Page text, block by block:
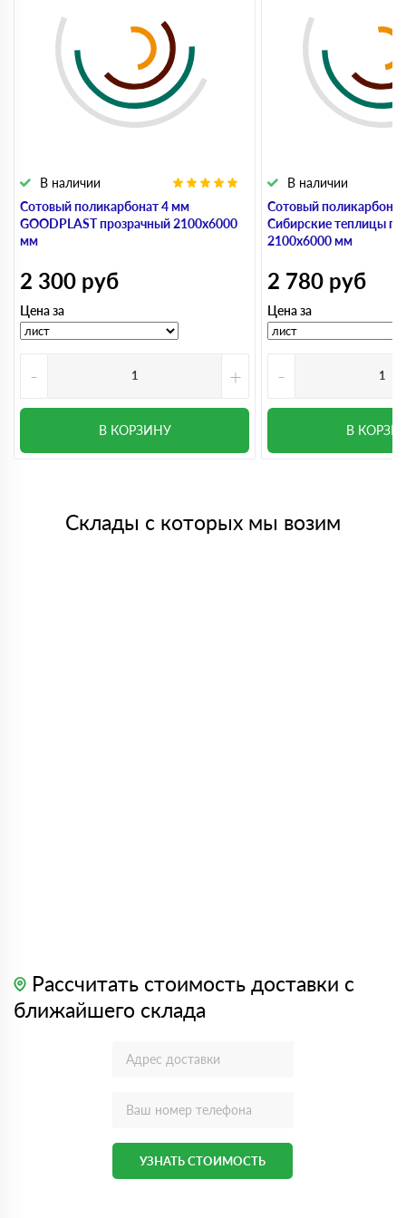
Сотовый поликарбонат 4 мм
GOODPLAST прозрачный 2100х6000
мм
В наличии
2 300 руб
Цена за
- +
В КОРЗИНУ
Сотовый
Сибирские теплицы
2100х6000 мм
В наличии
2 780 руб
Цена за
-
В
Склады с которых мы возим
Рассчитать стоимость доставки с
ближайшего склада
УЗНАТЬ СТОИМОСТЬ